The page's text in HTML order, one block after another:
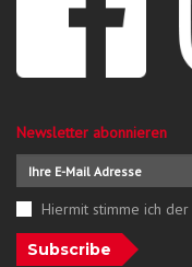
Newsletter abonnieren
Hiermit stimme ich der
Subscribe